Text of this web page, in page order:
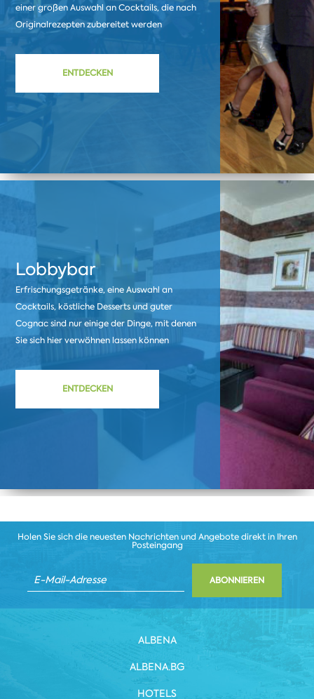
einer großen Auswahl an Cocktails, die nach
Originalrezepten zubereitet werden
ENTDECKEN
Lobbybar
Erfrischungsgetränke, eine Auswahl an
Cocktails, köstliche Desserts und guter
Cognac sind nur einige der Dinge, mit denen
Sie sich hier verwöhnen lassen können
ENTDECKEN
Holen Sie sich die neuesten Nachrichten und Angebote direkt in Ihren
Posteingang
ABONNIEREN
ALBENA
ALBENA.BG
HOTELS